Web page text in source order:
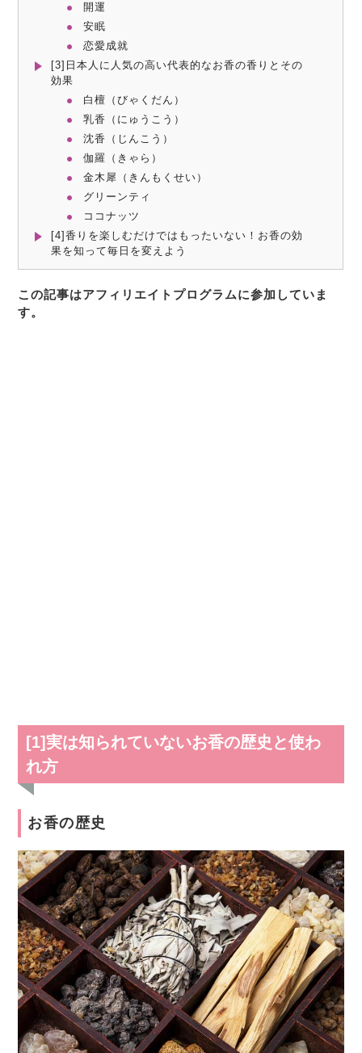
開運
安眠
恋愛成就
[3]日本人に人気の高い代表的なお香の香りとその
効果
白檀（びゃくだん）
乳香（にゅうこう）
沈香（じんこう）
伽羅（きゃら）
金木犀（きんもくせい）
グリーンティ
ココナッツ
[4]香りを楽しむだけではもったいない！お香の効
果を知って毎日を変えよう
この記事はアフィリエイトプログラムに参加していま
す。
[1]実は知られていないお香の歴史と使わ
れ方
お香の歴史